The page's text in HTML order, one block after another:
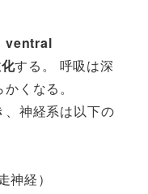
ventral
する。 呼吸は深
くなる。
神経系は以下の
神経）